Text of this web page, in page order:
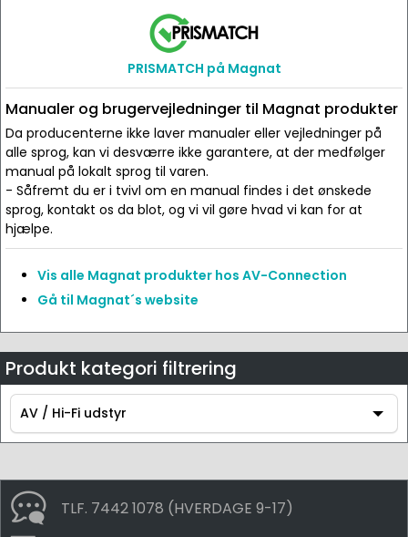
PRISMATCH på Magnat
Manualer og brugervejledninger til Magnat produkter
Da producenterne ikke laver manualer eller vejledninger på
alle sprog, kan vi desværre ikke garantere, at der medfølger
manual på lokalt sprog til varen.
- Såfremt du er i tvivl om en manual findes i det ønskede
sprog, kontakt os da blot, og vi vil gøre hvad vi kan for at
hjælpe.
Vis alle Magnat produkter hos AV-Connection
Gå til Magnat´s website
Produkt kategori filtrering
AV / Hi-Fi udstyr
TLF. 7442 1078 (HVERDAGE 9-17)